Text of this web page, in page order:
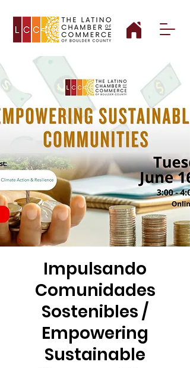
Impulsando
Comunidades
Sostenibles /
Empowering
Sustainable